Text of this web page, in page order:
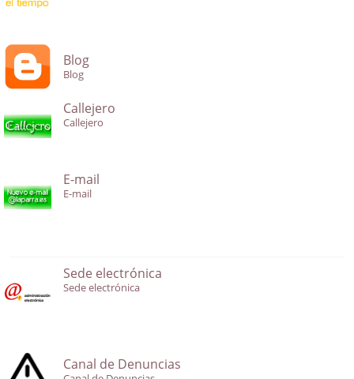
Blog
Blog
Callejero
Callejero
E-mail
E-mail
Sede electrónica
Sede electrónica
Canal de Denuncias